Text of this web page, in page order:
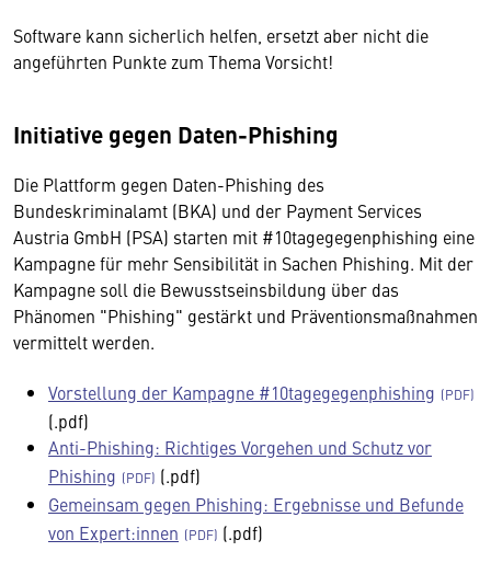
Software kann sicherlich helfen, ersetzt aber nicht die
angeführten Punkte zum Thema Vorsicht!
Initiative gegen Daten-Phishing
Die Plattform gegen Daten-Phishing des
Bundeskriminalamt (BKA) und der Payment Services
Austria GmbH (PSA) starten mit #10tagegegenphishing eine
Kampagne für mehr Sensibilität in Sachen Phishing. Mit der
Kampagne soll die Bewusstseinsbildung über das
Phänomen "Phishing" gestärkt und Präventionsmaßnahmen
vermittelt werden.
Vorstellung der Kampagne #10tagegegenphishing
(.pdf)
Anti-Phishing: Richtiges Vorgehen und Schutz vor
Phishing
(.pdf)
Gemeinsam gegen Phishing: Ergebnisse und Befunde
von Expert:innen
(.pdf)